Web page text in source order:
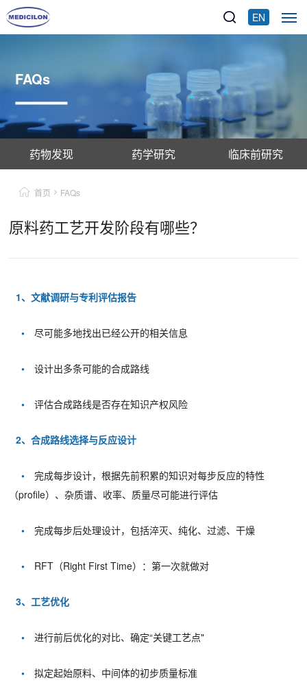
EN
FAQs
药物发现 药学研究 临床前研究
首页 FAQs
原料药工艺开发阶段有哪些？
1、文献调研与专利评估报告
• 尽可能多地找出已经公开的相关信息
• 设计出多条可能的合成路线
• 评估合成路线是否存在知识产权风险
2、合成路线选择与反应设计
•
完成每步设计，根据先前积累的知识对每步反应的特性
（profile）、杂质谱、收率、质量尽可能进行评估
• 完成每步后处理设计，包括淬灭、纯化、过滤、干燥
• RFT（Right First Time）：第一次就做对
3、工艺优化
• 进行前后优化的对比、确定“关键工艺点"
• 拟定起始原料、中间体的初步质量标准